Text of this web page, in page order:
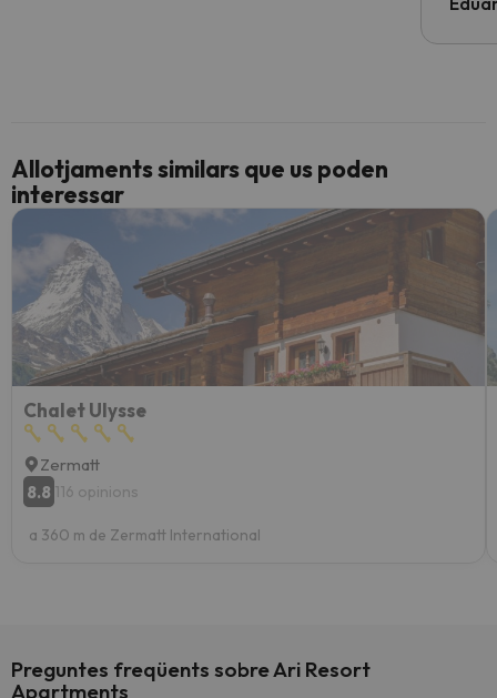
Allotjaments similars que us poden
interessar
Chalet Ulysse
Zermatt
8.8 116 opinions
a 360 m de Zermatt International
Preguntes freqüents sobre Ari Resort
Apartments